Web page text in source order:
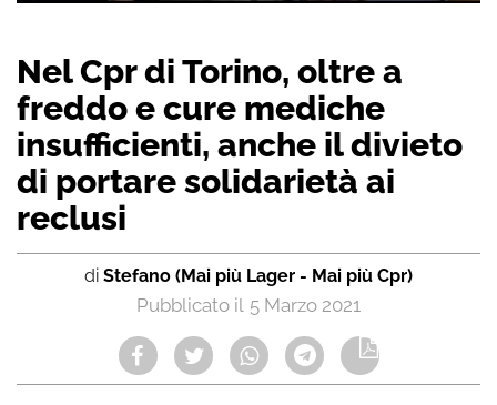
Nel Cpr di Torino, oltre a
freddo e cure mediche
insufficienti, anche il divieto
di portare solidarietà ai
reclusi
di Stefano (Mai più Lager - Mai più Cpr)
5 Marzo 2021